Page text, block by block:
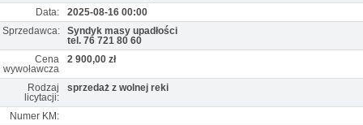
Data:
2025-08-16 00:00
Sprzedawca:
Syndyk masy upadłości
tel. 76 721 80 60
Cena
wywoławcza
2 900,00 zł
Rodzaj
licytacji:
sprzedaż z wolnej reki
Numer KM: